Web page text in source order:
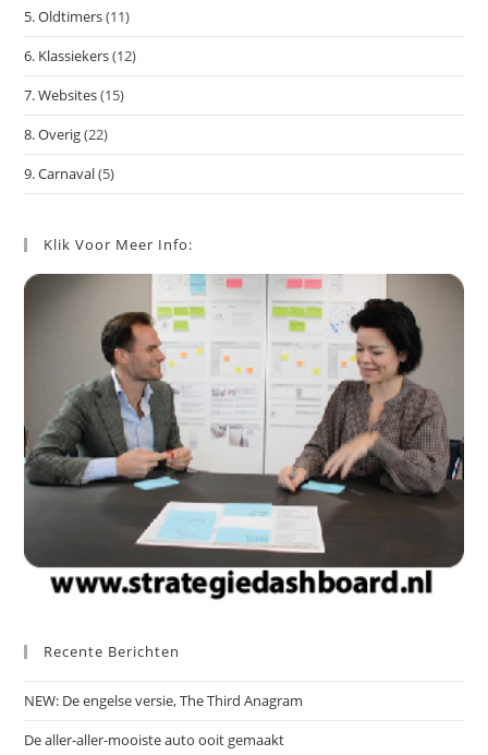
5. Oldtimers(11)
6. Klassiekers(12)
7. Websites(15)
8. Overig(22)
9. Carnaval(5)
Klik Voor Meer Info:
Recente Berichten
NEW: De engelse versie, The Third Anagram
De aller-aller-mooiste auto ooit gemaakt